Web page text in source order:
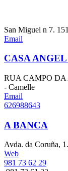
San Miguel n 7.
Email
CASA
RUA CAMPO
- Camelle
Email
626988643
A BANCA
Avda. da Coruña,
Web
981 73 62 29